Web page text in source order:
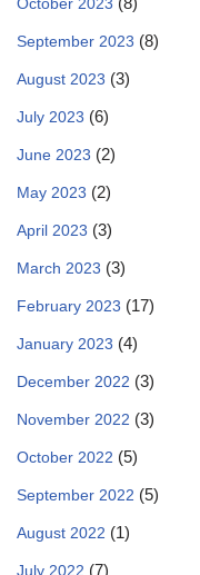
September 2023 (8)
August 2023 (3)
July 2023 (6)
June 2023 (2)
May 2023 (2)
April 2023 (3)
March 2023 (3)
February 2023 (17)
January 2023 (4)
December 2022 (3)
November 2022 (3)
October 2022 (5)
September 2022 (5)
August 2022 (1)
July 2022 (7)